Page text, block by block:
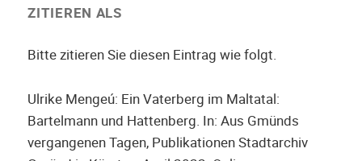
ZITIEREN ALS
Bitte zitieren Sie diesen Eintrag wie folgt.
Ulrike Mengeú: Ein Vaterberg im Maltatal:
Bartelmann und Hattenberg. In:Aus Gmünds
vergangenen Tagen, Publikationen Stadtarchiv